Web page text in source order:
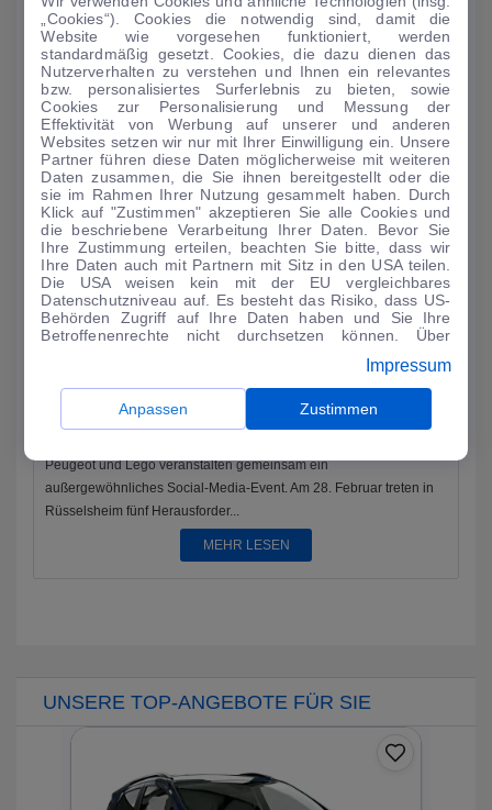
Premieren
Als einer der wenigen Autohersteller ist Dacia in der kommenden
Woche auf dem Auto-Salon in Genf vertreten. Auf einem 900
Quadratmeter groß...
MEHR LESEN
AUTO-MEDIENPORTAL: Kampf der Klötzchen-Bauer
Peugeot und Lego veranstalten gemeinsam ein
außergewöhnliches Social-Media-Event. Am 28. Februar treten in
Rüsselsheim fünf Herausforder...
MEHR LESEN
UNSERE TOP-ANGEBOTE FÜR SIE
„Cookies“). Cookies die notwendig sind, damit die
Website wie vorgesehen funktioniert, werden
standardmäßig gesetzt. Cookies, die dazu dienen das
Nutzerverhalten zu verstehen und Ihnen ein relevantes
bzw. personalisiertes Surferlebnis zu bieten, sowie
Cookies zur Personalisierung und Messung der
Effektivität von Werbung auf unserer und anderen
Websites setzen wir nur mit Ihrer Einwilligung ein. Unsere
Partner führen diese Daten möglicherweise mit weiteren
Daten zusammen, die Sie ihnen bereitgestellt oder die
sie im Rahmen Ihrer Nutzung gesammelt haben. Durch
Klick auf "Zustimmen" akzeptieren Sie alle Cookies und
die beschriebene Verarbeitung Ihrer Daten. Bevor Sie
Ihre Zustimmung erteilen, beachten Sie bitte, dass wir
Ihre Daten auch mit Partnern mit Sitz in den USA teilen.
Die USA weisen kein mit der EU vergleichbares
Datenschutzniveau auf. Es besteht das Risiko, dass US-
Behörden Zugriff auf Ihre Daten haben und Sie Ihre
Betroffenenrechte nicht durchsetzen können. Über
anpassen. Dies ist auch später jederzeit im Bereich
Cookie-Richtliniemöglich. Weitere Informationen finden
Sie in unsererDatenschutzerklärung .
Impressum
Anpassen Zustimmen